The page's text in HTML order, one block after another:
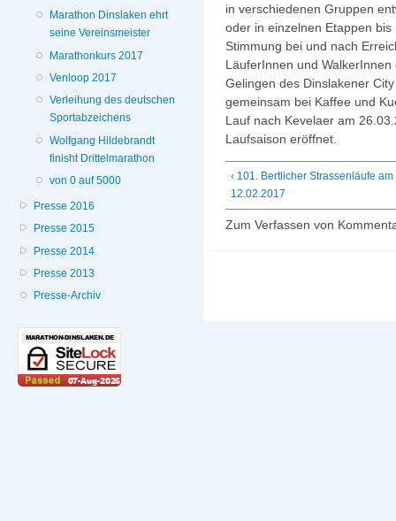
Marathon Dinslaken ehrt
seine Vereinsmeister
Marathonkurs 2017
Venloop 2017
Verleihung des deutschen
Sportabzeichens
Wolfgang Hildebrandt
finisht Drittelmarathon
von 0 auf 5000
Presse 2016
Presse 2015
Presse 2014
Presse 2013
Presse-Archiv
in verschiedenen Gruppen
oder in einzelnen Etappen
Stimmung bei und nach
LäuferInnen und
Gelingen des Dinslakener
gemeinsam bei Kaffee und
Lauf nach Kevelaer am
Laufsaison eröffnet.
‹ 101. Bertlicher Strassenläufe am
12.02.2017
Zum Verfassen von